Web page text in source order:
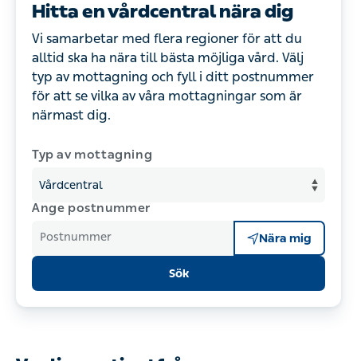
Hitta en vårdcentral nära dig
Vi samarbetar med flera regioner för att du
alltid ska ha nära till bästa möjliga vård. Välj
typ av mottagning och fyll i ditt postnummer
för att se vilka av våra mottagningar som är
närmast dig.
Typ av mottagning
Ange postnummer
Postnummer Nära mig
Sök